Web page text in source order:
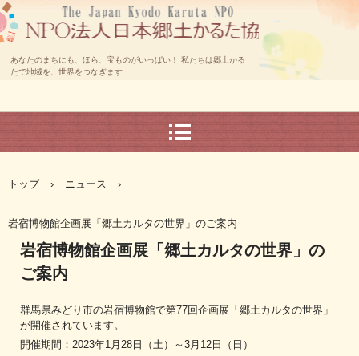
あなたのまちにも、ほら、宝ものがいっぱい！ 私たちは郷土かる
たで地域を、世界をつなぎます
トップ › ニュース ›
岩宿博物館企画展「郷土カルタの世界」のご案内
岩宿博物館企画展「郷土カルタの世界」の
ご案内
群馬県みどり市の岩宿博物館で第77回企画展「郷土カルタの世界」
が開催されています。
開催期間：2023年1月28日（土）～3月12日（日）